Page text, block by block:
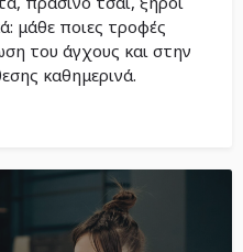
μάθε ποιες τροφές
του άγχους και στην
καθημερινά.